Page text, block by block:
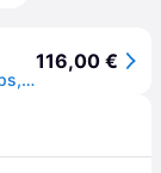
Logitech Rally Bar Mini, 4K Ultra HD, 30 fps, 4x, Grafiitti
116,00 €